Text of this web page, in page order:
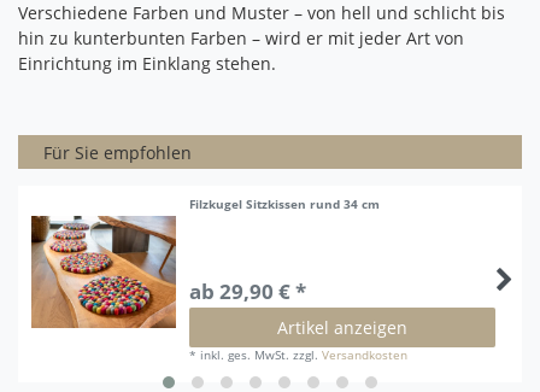
Verschiedene Farben und Muster – von hell und schlicht bis
hin zu kunterbunten Farben – wird er mit jeder Art von
Einrichtung im Einklang stehen.
Für Sie empfohlen
Filzkugel Sitzkissen rund 34 cm
ab 29,90 € *
Artikel anzeigen
* inkl. ges. MwSt. zzgl.Versandkosten